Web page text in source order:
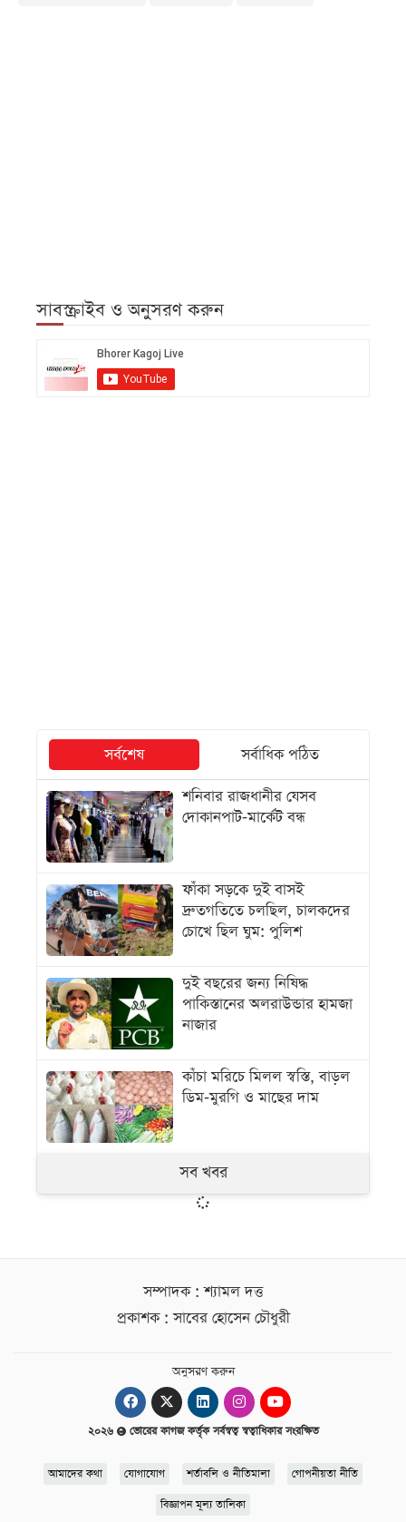
সাবস্ক্রাইব ও অনুসরণ করুন
সর্বশেষ
সর্বাধিক পঠিত
শনিবার রাজধানীর যেসব
দোকানপাট-মার্কেট বন্ধ
ফাঁকা সড়কে দুই বাসই
দ্রুতগতিতে চলছিল, চালকদের
চোখে ছিল ঘুম: পুলিশ
দুই বছরের জন্য নিষিদ্ধ
পাকিস্তানের অলরাউন্ডার হামজা
নাজার
কাঁচা মরিচে মিলল স্বস্তি, বাড়ল
ডিম-মুরগি ও মাছের দাম
সব খবর
সম্পাদক : শ্যামল দত্ত
প্রকাশক : সাবের হোসেন চৌধুরী
অনুসরণ করুন
২০২৬ ভোরের কাগজ কর্তৃক সর্বস্বত্ব স্বত্বাধিকার সংরক্ষিত
আমাদের কথা যোগাযোগ শর্তাবলি ও নীতিমালা গোপনীয়তা নীতি
বিজ্ঞাপন মূল্য তালিকা